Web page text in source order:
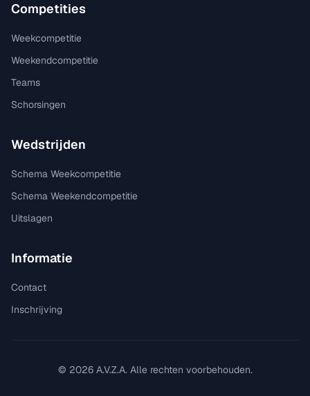
Competities
Weekcompetitie
Weekendcompetitie
Teams
Schorsingen
Wedstrijden
Schema Weekcompetitie
Schema Weekendcompetitie
Uitslagen
Informatie
Contact
Inschrijving
© 2026A.V.Z.A. Alle rechten voorbehouden.